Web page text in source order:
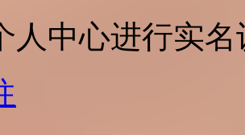
人中心进行实名